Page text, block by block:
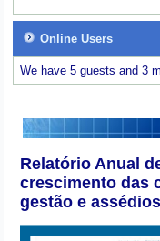
Online Users
We have 5 guests and 3
Relatório Anual
crescimento das
gestão e assédios